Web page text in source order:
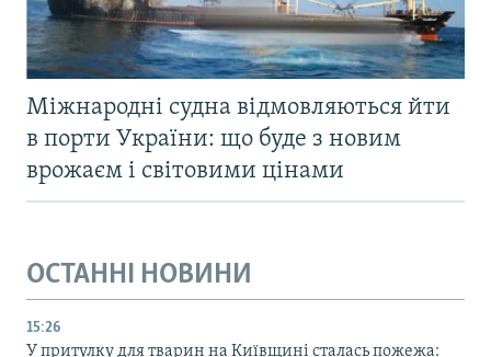
Міжнародні судна відмовляються йти
в порти України: що буде з новим
врожаєм і світовими цінами
ОСТАННІ НОВИНИ
15:26
У притулку для тварин на Київщині сталась пожежа: